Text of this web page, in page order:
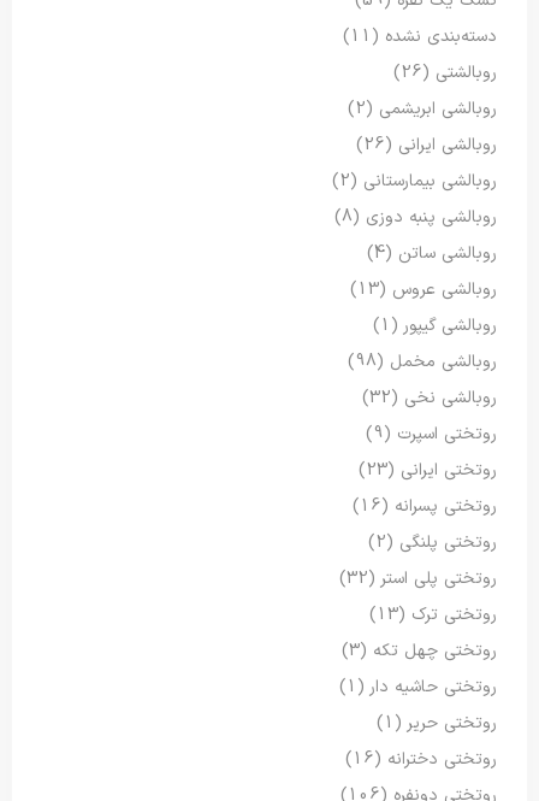
دسته‌بندی نشده (11)
روبالشتی (26)
روبالشی ابریشمی (2)
روبالشی ایرانی (26)
روبالشی بیمارستانی (2)
روبالشی پنبه دوزی (8)
روبالشی ساتن (4)
روبالشی عروس (13)
روبالشی گیپور (1)
روبالشی مخمل (98)
روبالشی نخی (32)
روتختی اسپرت (9)
روتختی ایرانی (23)
روتختی پسرانه (16)
روتختی پلنگی (2)
روتختی پلی استر (32)
روتختی ترک (13)
روتختی چهل تکه (3)
روتختی حاشیه دار (1)
روتختی حریر (1)
روتختی دخترانه (16)
روتختی دونفره (106)